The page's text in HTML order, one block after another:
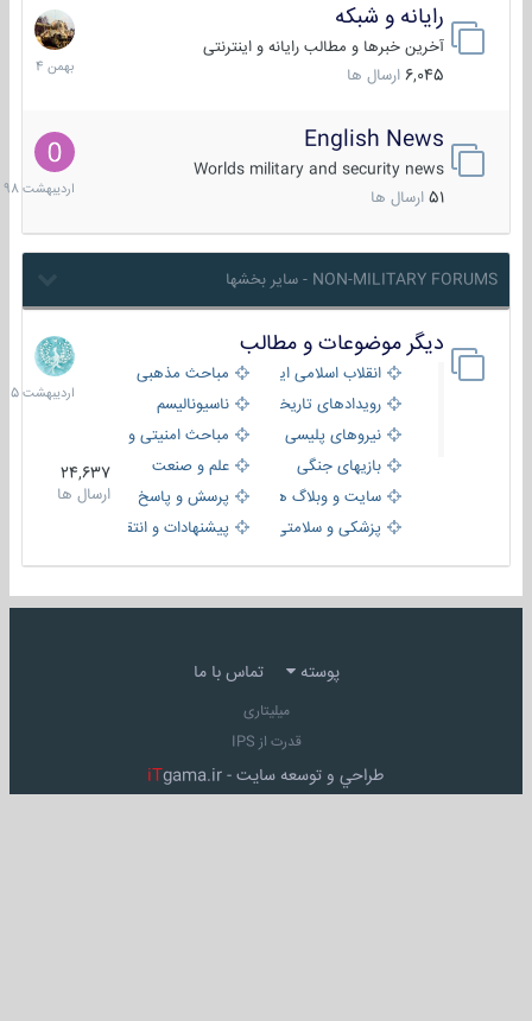
رایانه و شبکه
آخرین خبرها و مطالب رایانه و اینترنتی
6,045 ارسال ها
30
بهمن
1404
English News
Worlds military and security news
51 ارسال ها
10
1398
NON-MILITARY FORUMS - سایر بخشها
دیگر موضوعات و مطالب
انقلاب اسلامی ایران
مباحث مذهبی
رویدادهای تاریخی و مذهبیناسیونالیسم
نیروهای پلیسی
مباحث امنیتی و اطلاعاتی
بازیهای جنگی
علم و صنعت
سایت و وبلاگ ها
پرسش و پاسخ
پزشکی و سلامتی
پیشنهادات و انتقادات
24,637
ارسال ها
8
1405
پوسته تماس با ما
میلیتاری
قدرت از IPS
طراحي و توسعه سايت - iTgama.ir